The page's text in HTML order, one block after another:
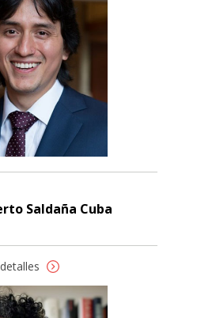
Saldaña Cuba